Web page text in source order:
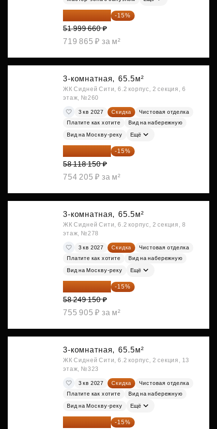
44 199 711 ₽ -15%
51 999 660 ₽
719 865 ₽ за м²
3-комнатная, 65.5м²
ЖК Сидней Сити, 6.2 корпус, 2 секция, 6
этаж, №260
3 кв 2027 Скидка
Чистовая отделка
Платите как хотите
Вид на набережную
Вид на Москву-реку Ещё
49 400 428 ₽ -15%
58 118 150 ₽
754 205 ₽ за м²
3-комнатная, 65.5м²
ЖК Сидней Сити, 6.2 корпус, 2 секция, 8
этаж, №278
3 кв 2027 Скидка
Чистовая отделка
Платите как хотите
Вид на набережную
Вид на Москву-реку Ещё
49 511 778 ₽ -15%
58 249 150 ₽
755 905 ₽ за м²
3-комнатная, 65.5м²
ЖК Сидней Сити, 6.2 корпус, 2 секция, 13
этаж, №323
3 кв 2027 Скидка
Чистовая отделка
Платите как хотите
Вид на набережную
Вид на Москву-реку Ещё
49 845 828 ₽ -15%